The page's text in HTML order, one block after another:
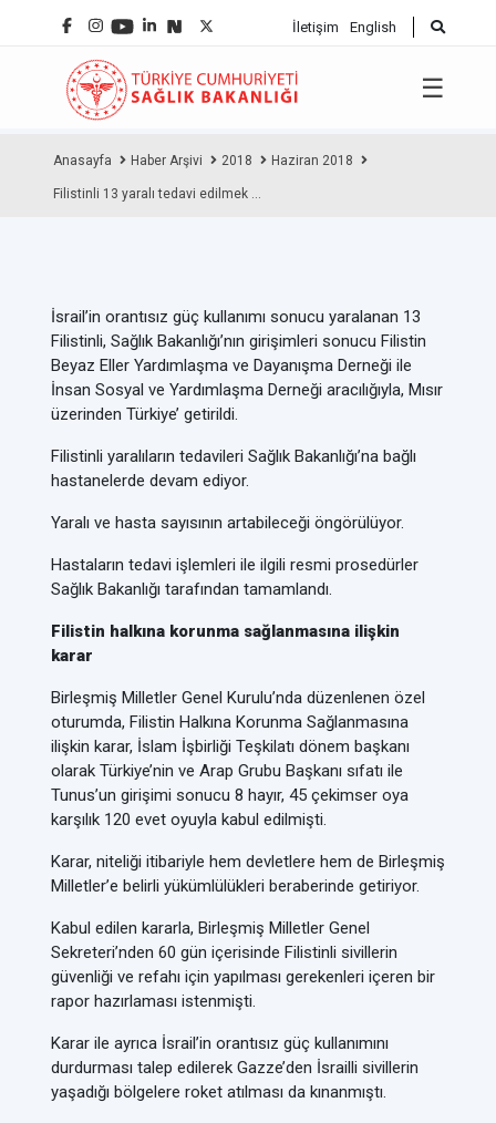
İletişim English
☰
Anasayfa Haber Arşivi 2018 Haziran 2018
Filistinli 13 yaralı tedavi edilmek ...
İsrail’in orantısız güç kullanımı sonucu yaralanan 13
Filistinli, Sağlık Bakanlığı’nın girişimleri sonucu Filistin
Beyaz Eller Yardımlaşma ve Dayanışma Derneği ile
İnsan Sosyal ve Yardımlaşma Derneği aracılığıyla, Mısır
üzerinden Türkiye’ getirildi.
Filistinli yaralıların tedavileri Sağlık Bakanlığı’na bağlı
hastanelerde devam ediyor.
Yaralı ve hasta sayısının artabileceği öngörülüyor.
Hastaların tedavi işlemleri ile ilgili resmi prosedürler
Sağlık Bakanlığı tarafından tamamlandı.
Filistin halkına korunma sağlanmasına ilişkin
karar
Birleşmiş Milletler Genel Kurulu’nda düzenlenen özel
oturumda, Filistin Halkına Korunma Sağlanmasına
ilişkin karar, İslam İşbirliği Teşkilatı dönem başkanı
olarak Türkiye’nin ve Arap Grubu Başkanı sıfatı ile
Tunus’un girişimi sonucu 8 hayır, 45 çekimser oya
karşılık 120 evet oyuyla kabul edilmişti.
Karar, niteliği itibariyle hem devletlere hem de Birleşmiş
Milletler’e belirli yükümlülükleri beraberinde getiriyor.
Kabul edilen kararla, Birleşmiş Milletler Genel
Sekreteri’nden 60 gün içerisinde Filistinli sivillerin
güvenliği ve refahı için yapılması gerekenleri içeren bir
rapor hazırlaması istenmişti.
Karar ile ayrıca İsrail’in orantısız güç kullanımını
durdurması talep edilerek Gazze’den İsrailli sivillerin
yaşadığı bölgelere roket atılması da kınanmıştı.